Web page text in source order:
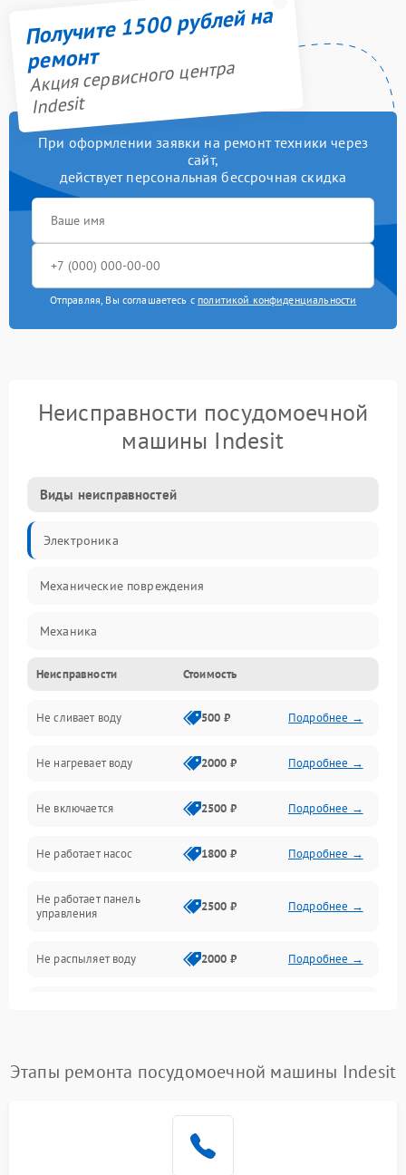
Получите 1500 рублей на
ремонт
Акция сервисного центра
Indesit
При оформлении заявки на ремонт техники через
сайт,
действует персональная бессрочная скидка
Отправляя, Вы соглашаетесь с политикой конфиденциальности
Неисправности посудомоечной
машины Indesit
Виды неисправностей
Электроника
Механические повреждения
Механика
Управление
Электропитание
Датчики
Нагрев
Вода
Гигиена
Программное обеспечение
Неисправности Стоимость
Не сливает воду 500 ₽ Подробнее →
Не нагревает воду 2000 ₽ Подробнее →
Не включается 2500 ₽ Подробнее →
Не работает насос 1800 ₽ Подробнее →
Не работает панель
управления
2500 ₽ Подробнее →
Не распыляет воду 2000 ₽ Подробнее →
воды
1800 ₽ Подробнее →
Этапы ремонта посудомоечной машины Indesit